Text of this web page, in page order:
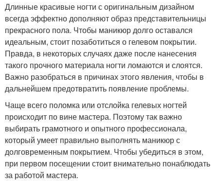
Длинные красивые ногти с оригинальным дизайном
всегда эффектно дополняют образ представительницы
прекрасного пола. Чтобы маникюр долго оставался
идеальным, стоит позаботиться о гелевом покрытии.
Правда, в некоторых случаях даже после нанесения
такого прочного материала ногти ломаются и слоятся.
Важно разобраться в причинах этого явления, чтобы в
дальнейшем предотвратить появление проблемы.
Чаще всего поломка или отслойка гелевых ногтей
происходит по вине мастера. Поэтому так важно
выбирать грамотного и опытного профессионала,
который умеет правильно выполнять маникюр с
долговременным покрытием. Чтобы убедиться в этом,
при первом посещении стоит внимательно понаблюдать
за работой мастера.